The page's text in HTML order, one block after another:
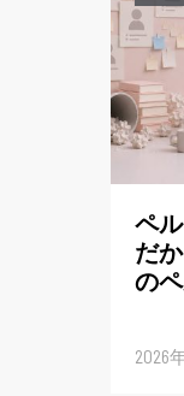
ペ
だ
の
2026